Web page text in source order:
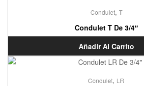
Condulet, T
Condulet T De 3/4″
Añadir Al Carrito
Condulet, LR